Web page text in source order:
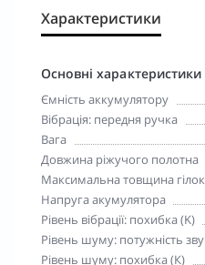
Характеристики
Основні характеристики
Ємність аккумулятору
Вібрація: передня ручка
Вага
Довжина ріжучого полотна
Максимальна товщина гілок
Напруга акумулятора
Рівень вібрації: похибка (K)
Рівень шуму: потужність
Рівень шуму: похибка (К)